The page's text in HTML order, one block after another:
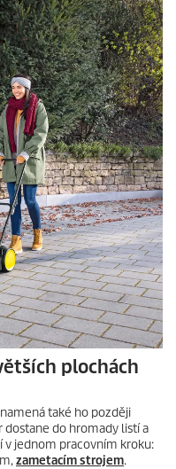
plochách
také ho později
dostane do hromady listí a
v jednom pracovním kroku:
zametacím strojem.